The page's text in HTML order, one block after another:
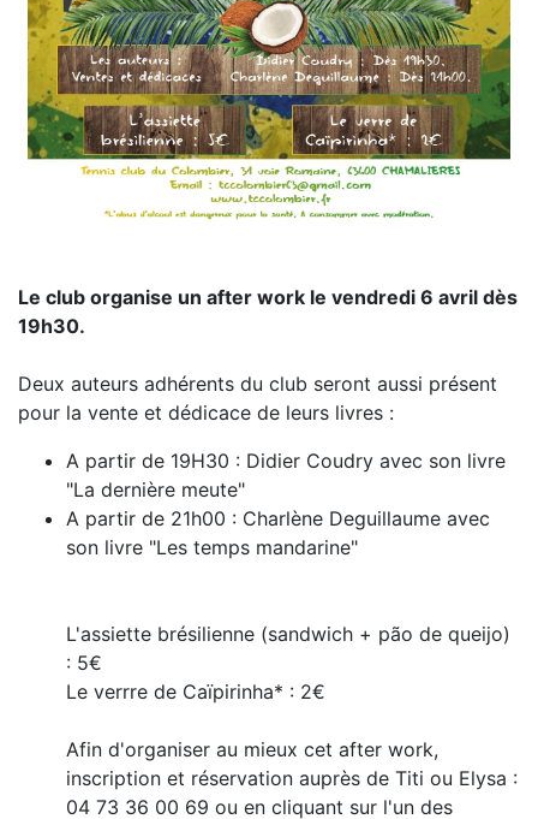
Le club organise un after work le vendredi 6 avril dès
19h30.
Deux auteurs adhérents du club seront aussi présent
pour la vente et dédicace de leurs livres :
A partir de 19H30 : Didier Coudry avec son livre
"La dernière meute"
A partir de 21h00 : Charlène Deguillaume avec
son livre "Les temps mandarine"
L'assiette brésilienne (sandwich + pão de queijo)
: 5€
Le verrre de Caïpirinha* : 2€
Afin d'organiser au mieux cet after work,
inscription et réservation auprès de Titi ou Elysa :
04 73 36 00 69 ou en cliquant sur l'un des